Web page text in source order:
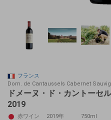
フランス
Dom. de Cantaussels Cabernet
ドメーヌ・ド・カントー
2019
赤ワイン 2019年 750ml